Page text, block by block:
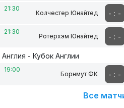
21:30
Колчестер Юнайтед - : -
21:30
Ротерхэм Юнайтед - : -
Англия - Кубок Англии
19:00
Борнмут ФК - : -
Все